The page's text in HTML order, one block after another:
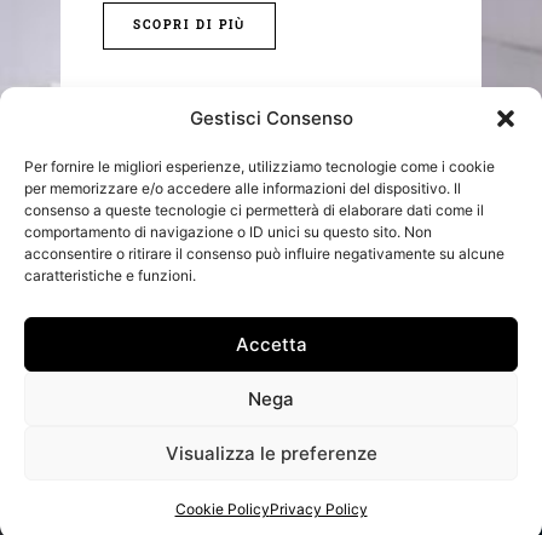
Gestisci Consenso
Per fornire le migliori esperienze, utilizziamo tecnologie come i cookie
per memorizzare e/o accedere alle informazioni del dispositivo. Il
consenso a queste tecnologie ci permetterà di elaborare dati come il
comportamento di navigazione o ID unici su questo sito. Non
acconsentire o ritirare il consenso può influire negativamente su alcune
caratteristiche e funzioni.
Accetta
Nega
Visualizza le preferenze
Cookie PolicyPrivacy Policy
SCOPRI DI PIÙ
CONSULENZA FISCALE
CONSULENZA LEGALE